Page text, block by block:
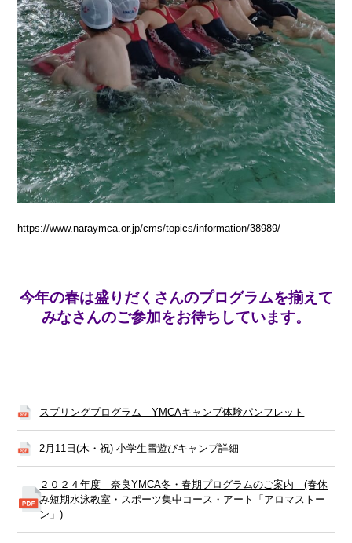
https://www.naraymca.or.jp/cms/topics/information/38989/
今年の春は盛りだくさんのプログラムを揃えて
みなさんのご参加をお待ちしています。
スプリングプログラム YMCAキャンプ体験パンフレット
2月11日(木・祝) 小学生雪遊びキャンプ詳細
２０２４年度 奈良YMCA冬・春期プログラムのご案内 (春休
み短期水泳教室・スポーツ集中コース・アート「アロマストー
ン」)